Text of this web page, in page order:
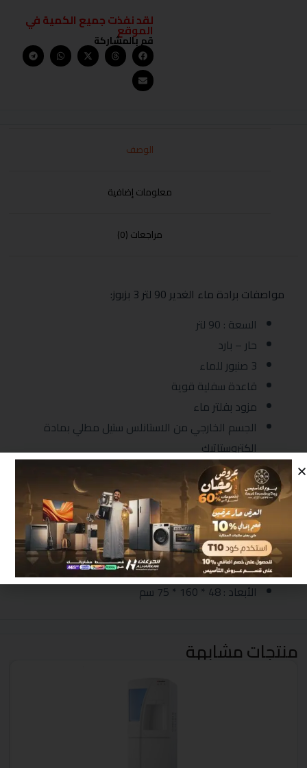
لقد نفذت جميع الكمية في
الموقع
قم بالمشاركة
الوصف
معلومات إضافية
مراجعات (0)
مواصفات برادة ماء الغدير 90 لتر 3 بزبوز:
السعة : 90 لتر
حار – بارد
3 صنبور للماء
قاعدة سفلية قوية
مزود بفلتر ماء
الجسم الخارجي من الاستانلس ستيل مطلي بمادة
الكتروستاتيك
مزودة بصنابير للمياه مصنوعة من النيكل عالي الجودة
خزان من الاستانلس ستيل الصحي المقاوم للصدأ
ملفات التبريد خارج الخزان منعا للتأكسد
تناسب الظروف الجوية الحارة
مصنوع من خامات عالية الجودة
بلد المنشأ : المملكة العربية السعودية
الأبعاد : 48 * 160 * 75 سم
منتجات مشابهة